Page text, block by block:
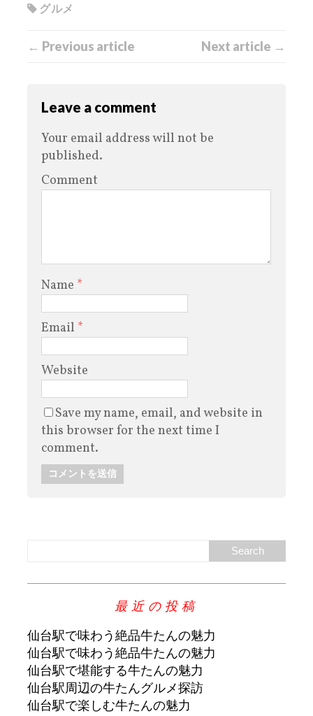
グルメ
← Previous article Next article →
Leave a comment
Your email address will not be
published.
Comment
Name *
Email *
Website
Save my name, email, and website in
this browser for the next time I
comment.
最近の投稿
仙台駅で味わう絶品牛たんの魅力
仙台駅で味わう絶品牛たんの魅力
仙台駅で堪能する牛たんの魅力
仙台駅周辺の牛たんグルメ探訪
仙台駅で楽しむ牛たんの魅力